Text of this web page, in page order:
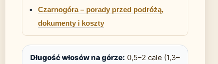
Czarnogóra – porady przed podróżą,
dokumenty i koszty
Długość włosów na górze: 0,5–2 cale (1,3–